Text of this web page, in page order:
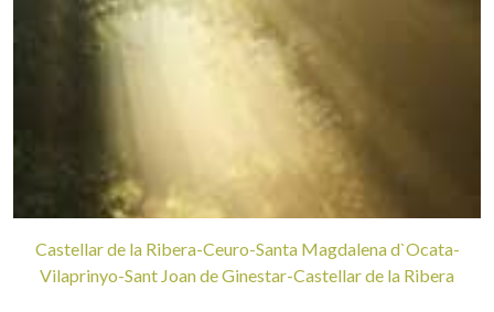
Castellar de la Ribera-Ceuro-Santa Magdalena d`Ocata-
Vilaprinyo-Sant Joan de Ginestar-Castellar de la Ribera